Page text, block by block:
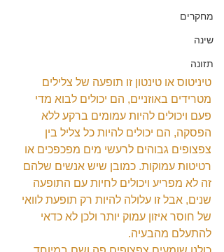
מחקרים
שינה
תזונה
טיניטוס או טינטון זו תופעה של צלילים
מטרידים באוזניים, הם יכולים לבוא מדי
פעם ויכולים להיות עמומים ברקע ללא
הפסקה, הם יכולים להיות כל צליל בין
צפצופים גבוהים לרעשי מים מפכפכים או
רטיטות עמוקות. כמובן שיש אנשים שלהם
זה לא מפריע ויכולים לחיות עם התופעה
שנים, אבל זו עלולה להיות רק תופעת לוואי
של חוסר איזון עמוק יותר ולכן לא כדאי
להתעלם מהבעיה.